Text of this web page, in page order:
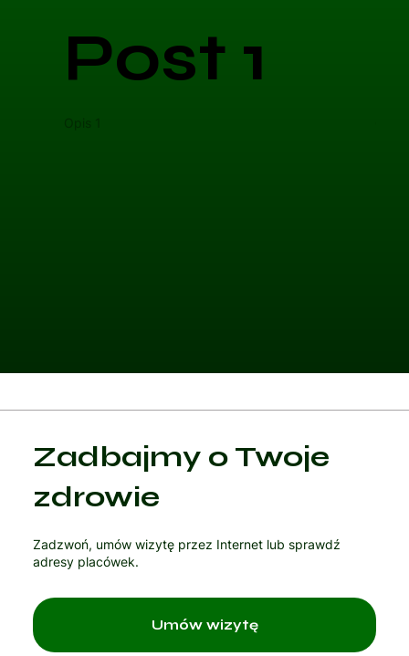
Post 1
Opis 1
Zadbajmy o Twoje
zdrowie
Zadzwoń, umów wizytę przez Internet lub sprawdź
adresy placówek.
Umów wizytę